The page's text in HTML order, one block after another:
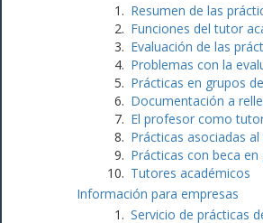
Resumen de las
Funciones del tutor
Evaluación de las
Problemas con la
Prácticas en grupos
Documentación a
El profesor como
Prácticas asociadas
Prácticas con beca
Tutores académicos
Información para empresas
Servicio de prácticas